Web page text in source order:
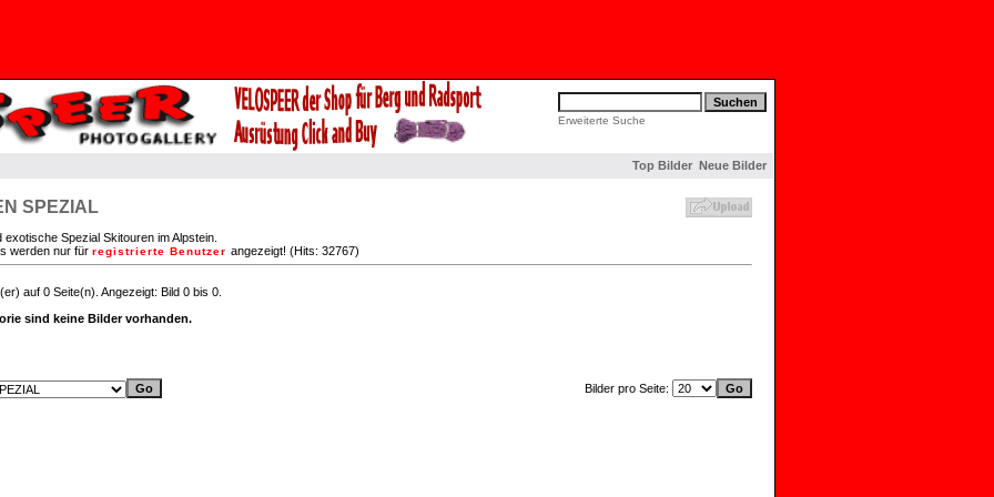
Erweiterte Suche
Top Bilder Neue Bilder
SPEZIAL
Spezial Skitouren im Alpstein.
werden nur für registrierte Benutzer angezeigt! (Hits: 32767)
auf 0 Seite(n). Angezeigt: Bild 0 bis 0.
sind keine Bilder vorhanden.
Bilder pro Seite: